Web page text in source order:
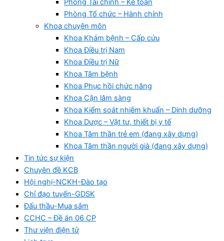
Phòng Tài chính – Kế toán
Phòng Tổ chức – Hành chính
Khoa chuyên môn
Khoa Khám bệnh – Cấp cứu
Khoa Điều trị Nam
Khoa Điều trị Nữ
Khoa Tâm bệnh
Khoa Phục hồi chức năng
Khoa Cận lâm sàng
Khoa Kiểm soát nhiễm khuẩn – Dinh dưỡng
Khoa Dược – Vật tư, thiết bị y tế
Khoa Tâm thần trẻ em (đang xây dựng)
Khoa Tâm thần người già (đang xây dựng)
Tin tức sự kiện
Chuyên đề KCB
Hội nghị-NCKH-Đào tạo
Chỉ đạo tuyến-GDSK
Đấu thầu-Mua sắm
CCHC – Đề án 06 CP
Thư viện điện tử